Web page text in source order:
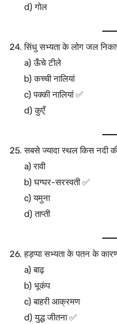
d) गोल
सिंधु सभ्यता के लोग जल
a) ऊँचे टीले
b) कच्ची नालियां
c) पक्की नालियां ✅
d) कुएँ
सबसे ज्यादा स्थल किस नदी
a) रावी
b) घग्घर-सरस्वती ✅
c) यमुना
d) ताप्ती
हड़प्पा सभ्यता के पतन के
a) बाढ़
b) भूकंप
c) बाहरी आक्रमण
d) युद्ध जीतना ✅